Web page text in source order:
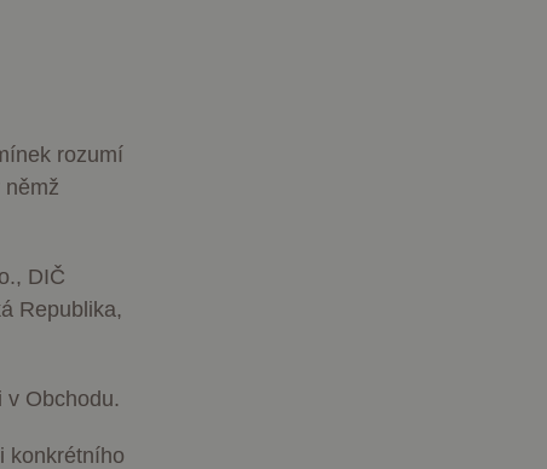
rozumí
němž
DIČ
Republika,
v Obchodu.
konkrétního